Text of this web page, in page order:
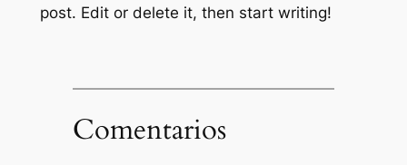
post. Edit or delete it, then start writing!
Comentarios